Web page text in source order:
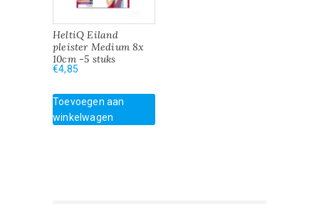
HeltiQ Eiland
pleister Medium 8x
10cm -5 stuks
€4,85
Toevoegen aan
winkelwagen